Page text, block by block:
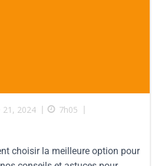
21, 2024 | 7h05 |
choisir la meilleure option pour